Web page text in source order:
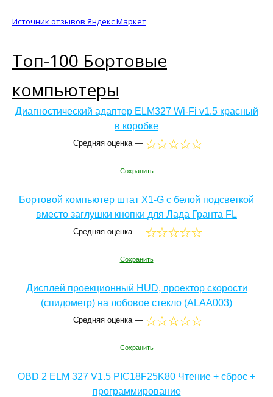
Источник отзывов Яндекс Маркет
Топ-100 Бортовые
компьютеры
Диагностический адаптер ELM327 Wi-Fi v1.5 красный
в коробке
Средняя оценка —
Сохранить
Бортовой компьютер штат Х1-G с белой подсветкой
вместо заглушки кнопки для Лада Гранта FL
Средняя оценка —
Сохранить
Дисплей проекционный HUD, проектор скорости
(спидометр) на лобовое стекло (ALAA003)
Средняя оценка —
Сохранить
OBD 2 ELM 327 V1.5 PIC18F25K80 Чтение + сброс +
программирование